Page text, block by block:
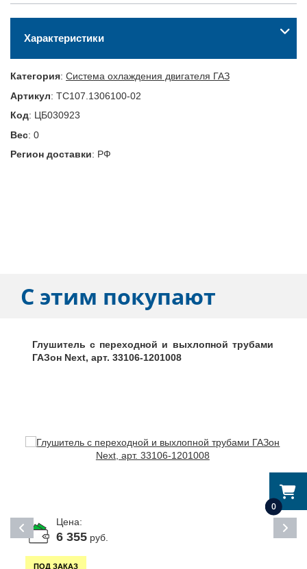
0
Характеристики
Категория: Система охлаждения двигателя ГАЗ
Артикул: ТС107.1306100-02
Код: ЦБ030923
Вес: 0
Регион доставки: РФ
С этим покупают
Глушитель с переходной и выхлопной трубами
ГАЗон Next, арт. 33106-1201008
Цена:
6 355руб.
ПОД ЗАКАЗ